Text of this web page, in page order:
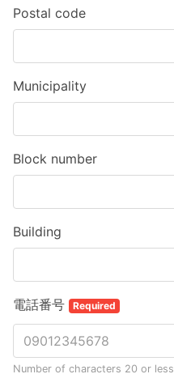
Postal code
Municipality
Block number
Building
電話番号 Required
Number of characters 20 or less